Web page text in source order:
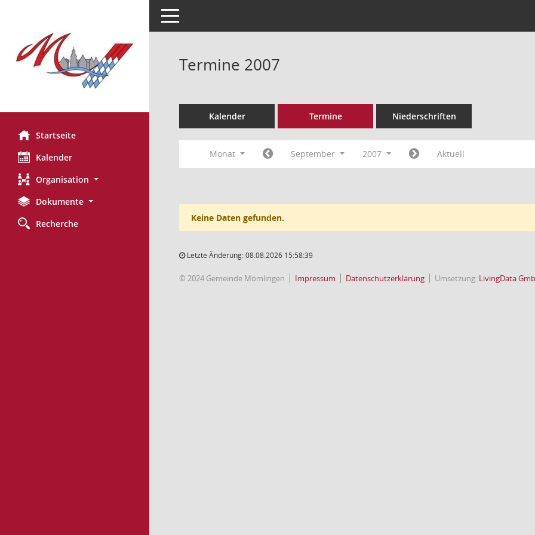
Startseite
Kalender
Organisation
Dokumente
Recherche
Toggle navigation
Termine 2007
Kalender Termine Niederschriften
Monat September 2007 Aktuell
Keine Daten gefunden.
Letzte Änderung: 08.08.2026 15:58:39
© 2024 Gemeinde Mömlingen Impressum Datenschutzerklärung Umsetzung: LivingData